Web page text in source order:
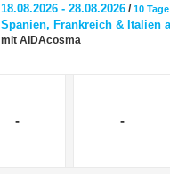
18.08.2026 - 28.08.2026 /10 Tage
Spanien, Frankreich & Italien
mit AIDAcosma
- -